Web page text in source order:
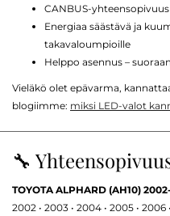
CANBUS-yhteensopivuus
Energiaa säästävä ja
takavaloumpioille
Helppo asennus –
Vieläkö olet epävarma,
blogiimme: miksi LED-valot
🔧
TOYOTA ALPHARD (AH10)
2002 • 2003 • 2004 • 2005 • 2006